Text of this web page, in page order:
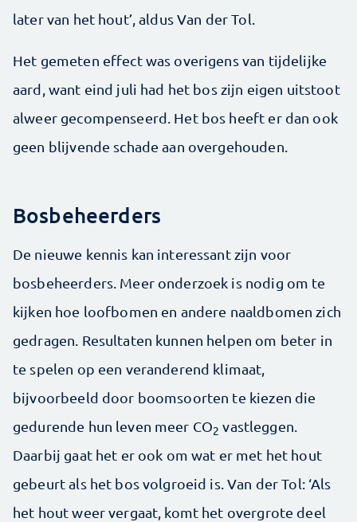
later van het hout’, aldus Van der Tol.
Het gemeten effect was overigens van tijdelijke
aard, want eind juli had het bos zijn eigen uitstoot
alweer gecompenseerd. Het bos heeft er dan ook
geen blijvende schade aan overgehouden.
Bosbeheerders
De nieuwe kennis kan interessant zijn voor
bosbeheerders. Meer onderzoek is nodig om te
kijken hoe loofbomen en andere naaldbomen zich
gedragen. Resultaten kunnen helpen om beter in
te spelen op een veranderend klimaat,
bijvoorbeeld door boomsoorten te kiezen die
gedurende hun leven meer CO2 vastleggen.
Daarbij gaat het er ook om wat er met het hout
gebeurt als het bos volgroeid is. Van der Tol: ‘Als
het hout weer vergaat, komt het overgrote deel